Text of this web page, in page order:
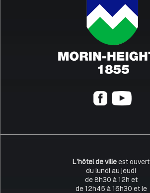
L’hôtel de villeest ouvert
du lundi au jeudi
de 8h30 à 12h et
de 12h45 à 16h30 et le